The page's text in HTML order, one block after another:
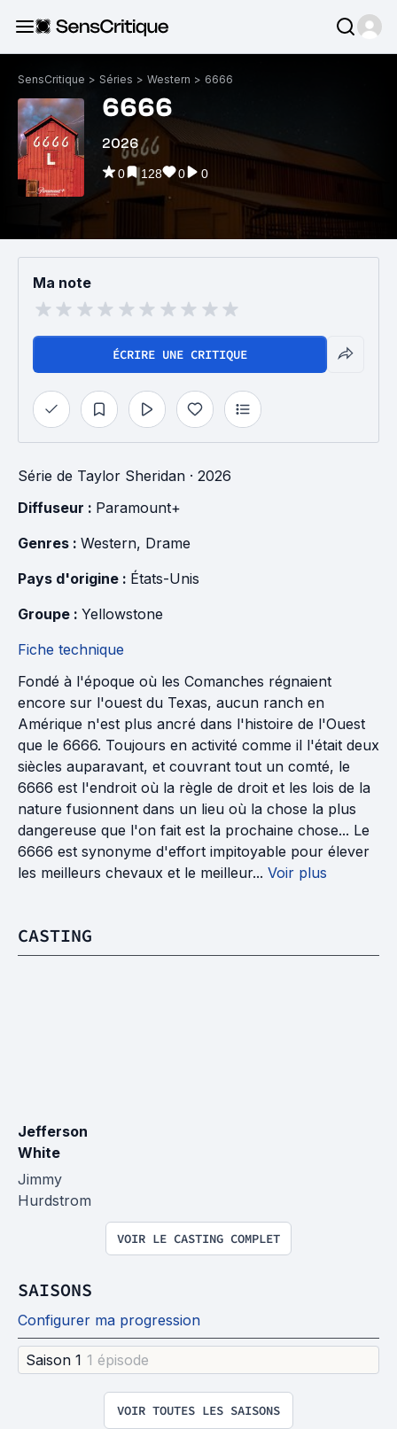
SensCritique > Séries > Western > 6666
6666
2026
0 128 0 0
Ma note
ÉCRIRE UNE CRITIQUE
Série de Taylor Sheridan · 2026
Diffuseur : Paramount+
Genres : Western, Drame
Pays d'origine : États-Unis
Groupe : Yellowstone
Fiche technique
Fondé à l'époque où les Comanches régnaient
encore sur l'ouest du Texas, aucun ranch en
Amérique n'est plus ancré dans l'histoire de l'Ouest
que le 6666. Toujours en activité comme il l'était deux
siècles auparavant, et couvrant tout un comté, le
6666 est l'endroit où la règle de droit et les lois de la
nature fusionnent dans un lieu où la chose la plus
dangereuse que l'on fait est la prochaine chose... Le
6666 est synonyme d'effort impitoyable pour élever
les meilleurs chevaux et le meilleur... Voir plus
CASTING
Jefferson
White
Jimmy
Hurdstrom
VOIR LE CASTING COMPLET
SAISONS
Configurer ma progression
Saison 1 1 épisode
VOIR TOUTES LES SAISONS